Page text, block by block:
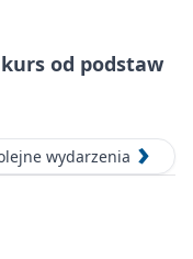
od podstaw
wydarzenia